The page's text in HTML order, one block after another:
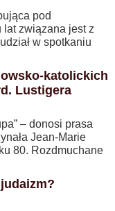
pod
lat związana jest z
w spotkaniu
katolickich
Lustigera
– donosi prasa
Jean-Marie
80. Rozdmuchane